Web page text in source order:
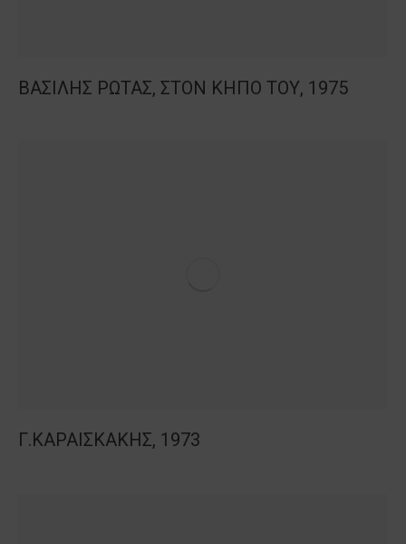
ΒΑΣΙΛΗΣ ΡΩΤΑΣ, ΣΤΟΝ ΚΗΠΟ ΤΟΥ, 1975
Γ.ΚΑΡΑΙΣΚΑΚΗΣ, 1973